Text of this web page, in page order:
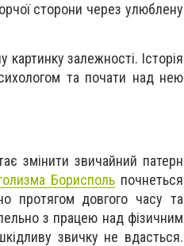
сторони через улюблену
картинку залежності. Історія
та почати над нею
змінити звичайний патерн
Борисполь почнеться
протягом довгого часу та
з працею над фізичним
звичку не вдасться.